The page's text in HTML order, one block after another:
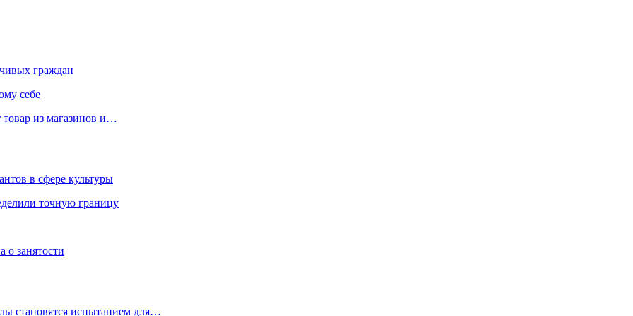
граждан
себе
товар из магазинов и…
в сфере культуры
точную границу
о занятости
становятся испытанием для…